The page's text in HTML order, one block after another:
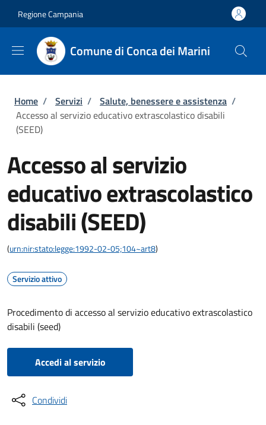
Regione Campania
Comune di Conca dei Marini
Briciole di pane
Home / Servizi / Salute, benessere e assistenza /
Accesso al servizio educativo extrascolastico disabili
(SEED)
Accesso al servizio
educativo extrascolastico
disabili (SEED)
(urn:nir:stato:legge:1992-02-05;104~art8)
Servizio attivo
Procedimento di accesso al servizio educativo extrascolastico
disabili (seed)
Accedi al servizio
Condividi